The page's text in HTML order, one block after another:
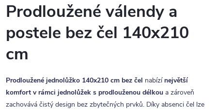
Prodloužené válendy a
postele bez čel 140x210
cm
Prodloužené jednolůžko 140x210 cm bez čel nabízí největší
komfort v rámci jednolůžek s prodlouženou délkou a zároveň
zachovává čistý design bez zbytečných prvků. Díky absenci čel lze